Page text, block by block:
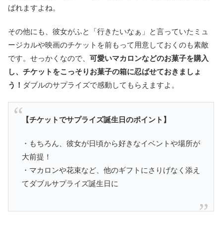
ばれますよね。
その他にも、彼女がふと「行きたいなぁ」と言っていたミュ
ージカルや映画のチケットを前もって用意しておくのも素敵
です。せっかくなので、 可愛いマカロンなどのお菓子を購入
し、チケットをこっそりお菓子の箱に忍ばせておきましょ
う！ ダブルのサプライズで感動してもらえますよ。
【チケットでサプライズ誕生日のポイント】
・もちろん、彼女が日頃から好きなイベントや場所が
大前提！
・マカロンや花束など、他のギフトにさりげなく添え
てダブルサプライズ誕生日に